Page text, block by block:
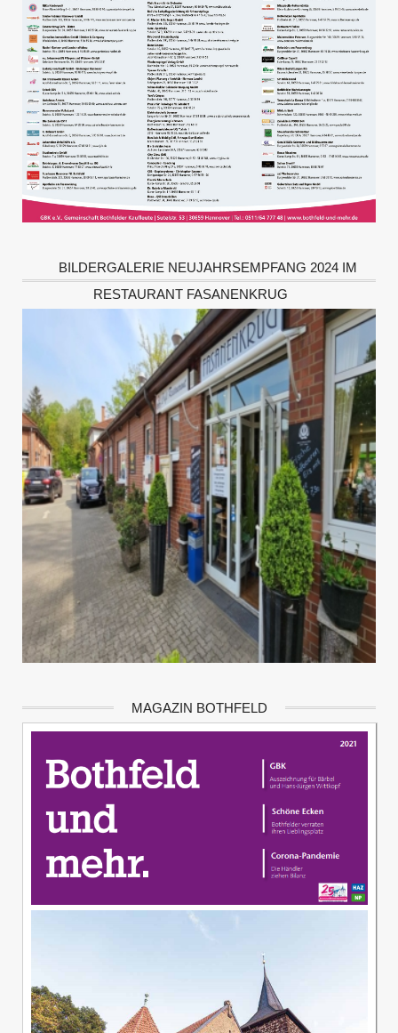
BILDERGALERIE NEUJAHRSEMPFANG 2024 IM
RESTAURANT FASANENKRUG
MAGAZIN BOTHFELD